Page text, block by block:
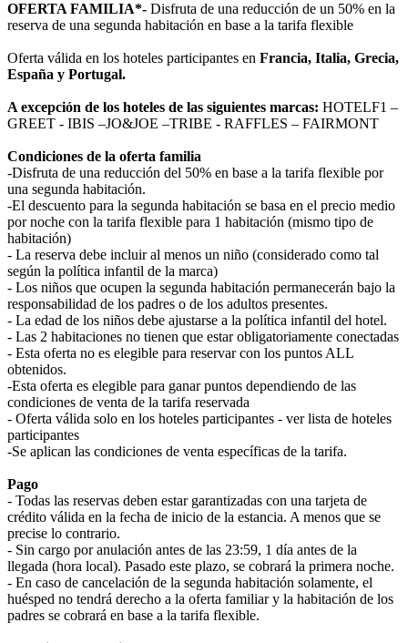
OFERTA FAMILIA*- Disfruta de una reducción de un 50% en la
reserva de una segunda habitación en base a la tarifa flexible
Oferta válida en los hoteles participantes en Francia, Italia, Grecia,
España y Portugal.
A excepción de los hoteles de las siguientes marcas: HOTELF1 –
GREET - IBIS –JO&JOE –TRIBE - RAFFLES – FAIRMONT
Condiciones de la oferta familia
-Disfruta de una reducción del 50% en base a la tarifa flexible por
una segunda habitación.
-El descuento para la segunda habitación se basa en el precio medio
por noche con la tarifa flexible para 1 habitación (mismo tipo de
habitación)
- La reserva debe incluir al menos un niño (considerado como tal
según la política infantil de la marca)
- Los niños que ocupen la segunda habitación permanecerán bajo la
responsabilidad de los padres o de los adultos presentes.
- La edad de los niños debe ajustarse a la política infantil del hotel.
- Las 2 habitaciones no tienen que estar obligatoriamente conectadas
- Esta oferta no es elegible para reservar con los puntos ALL
obtenidos.
-Esta oferta es elegible para ganar puntos dependiendo de las
condiciones de venta de la tarifa reservada
- Oferta válida solo en los hoteles participantes - ver lista de hoteles
participantes
-Se aplican las condiciones de venta específicas de la tarifa.
Pago
- Todas las reservas deben estar garantizadas con una tarjeta de
crédito válida en la fecha de inicio de la estancia. A menos que se
precise lo contrario.
- Sin cargo por anulación antes de las 23:59, 1 día antes de la
llegada (hora local). Pasado este plazo, se cobrará la primera noche.
- En caso de cancelación de la segunda habitación solamente, el
huésped no tendrá derecho a la oferta familiar y la habitación de los
padres se cobrará en base a la tarifa flexible.